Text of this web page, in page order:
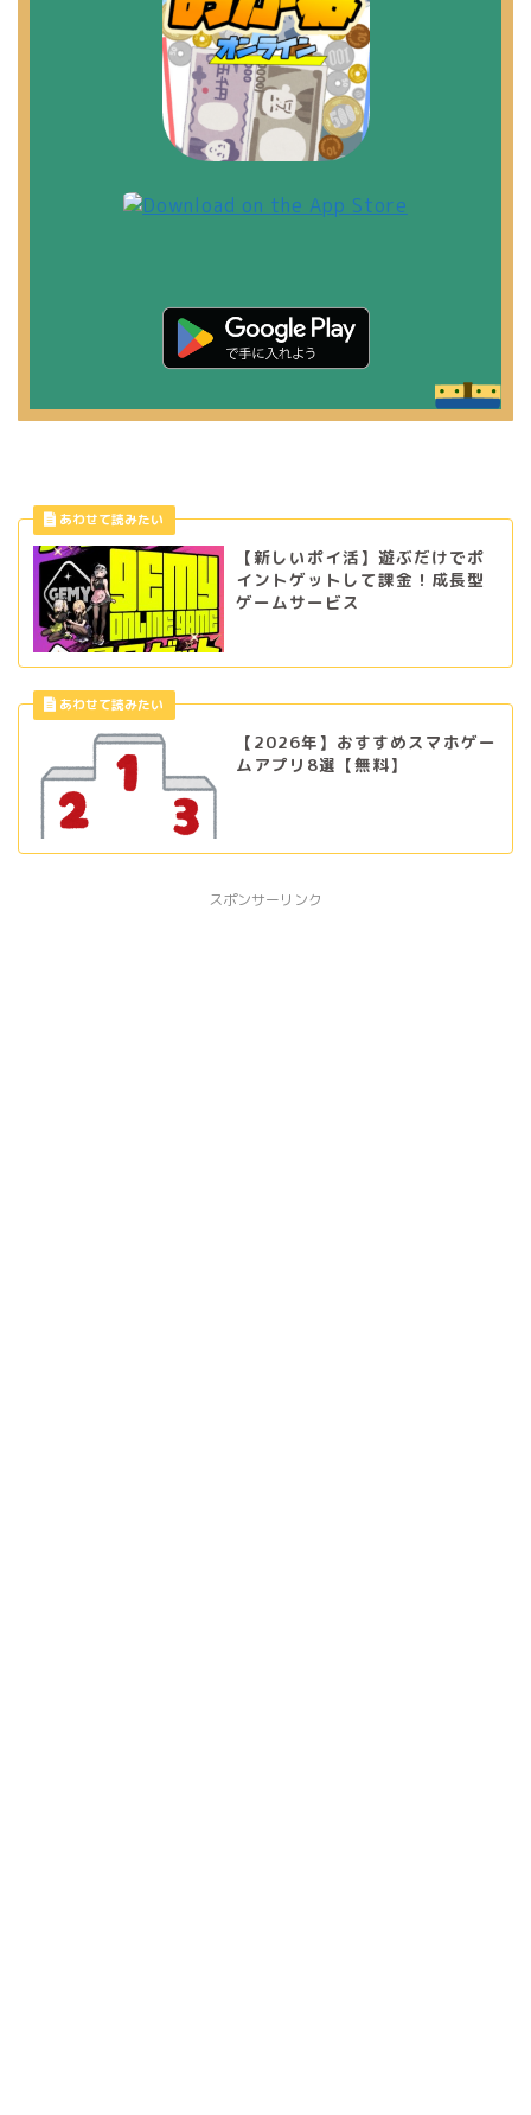
【新しいポイ活】遊ぶだけでポ
イントゲットして課金！成長型
ゲームサービス
【2026年】おすすめスマホゲー
ムアプリ8選【無料】
スポンサーリンク